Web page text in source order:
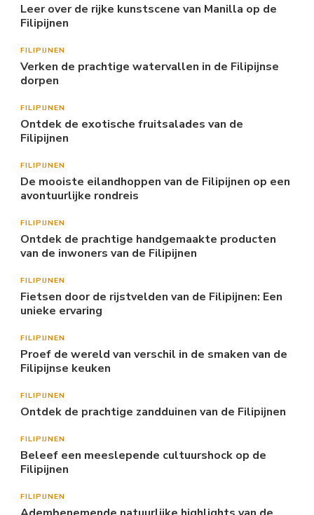
Leer over de rijke kunstscene van Manilla op de
Filipijnen
FILIPIJNEN
Verken de prachtige watervallen in de Filipijnse
dorpen
FILIPIJNEN
Ontdek de exotische fruitsalades van de
Filipijnen
FILIPIJNEN
De mooiste eilandhoppen van de Filipijnen op een
avontuurlijke rondreis
FILIPIJNEN
Ontdek de prachtige handgemaakte producten
van de inwoners van de Filipijnen
FILIPIJNEN
Fietsen door de rijstvelden van de Filipijnen: Een
unieke ervaring
FILIPIJNEN
Proef de wereld van verschil in de smaken van de
Filipijnse keuken
FILIPIJNEN
Ontdek de prachtige zandduinen van de Filipijnen
FILIPIJNEN
Beleef een meeslepende cultuurshock op de
Filipijnen
FILIPIJNEN